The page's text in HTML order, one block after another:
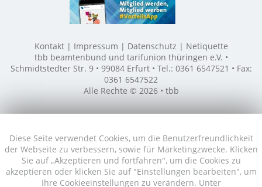
Diese Seite verwendet Cookies, um die Benutzerfreundlichkeit
der Webseite zu verbessern, sowie für Marketingzwecke. Klicken
Sie auf „Akzeptieren und fortfahren", um die Cookies zu
akzeptieren oder klicken Sie auf "Einstellungen bearbeiten", um
Ihre Cookieeinstellungen zu verändern. Unter
Kontakt Impressum Datenschutz
Netiquette
tbb beamtenbund und tarifunion thüringen e.V. •
Schmidtstedter Str. 9 • 99084 Erfurt • Tel.: 0361 6547521 • Fax:
0361 6547522
Alle Rechte © 2026 • tbb